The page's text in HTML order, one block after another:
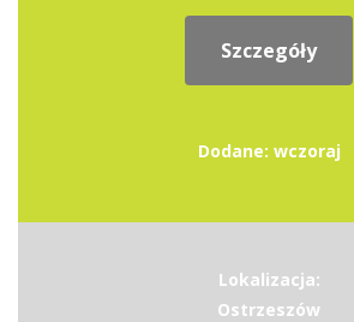
Szczegóły
Dodane: wczoraj
Lokalizacja:
Ostrzeszów